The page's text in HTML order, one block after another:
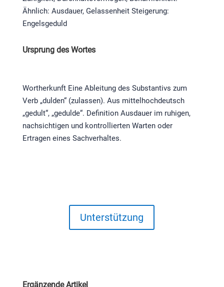
Ähnlich: Ausdauer, Gelassenheit Steigerung:
Engelsgeduld
Ursprung des Wortes
Wortherkunft Eine Ableitung des Substantivs zum
Verb „dulden“ (zulassen). Aus mittelhochdeutsch
„gedult“, „gedulde“. Definition Ausdauer im ruhigen,
nachsichtigen und kontrollierten Warten oder
Ertragen eines Sachverhaltes.
Unterstützung
Ergänzende Artikel